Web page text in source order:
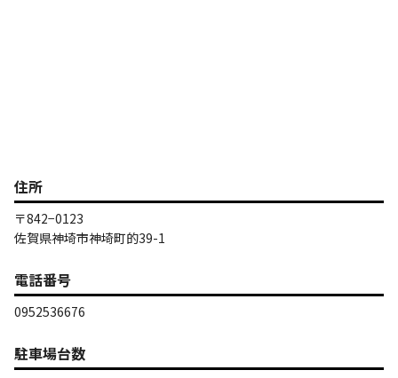
住所
〒842−0123
佐賀県神埼市神埼町的39-1
電話番号
0952536676
駐車場台数